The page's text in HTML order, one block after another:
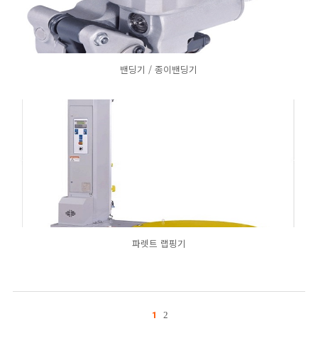
밴딩기 / 종이밴딩기
파렛트 랩핑기
1 2